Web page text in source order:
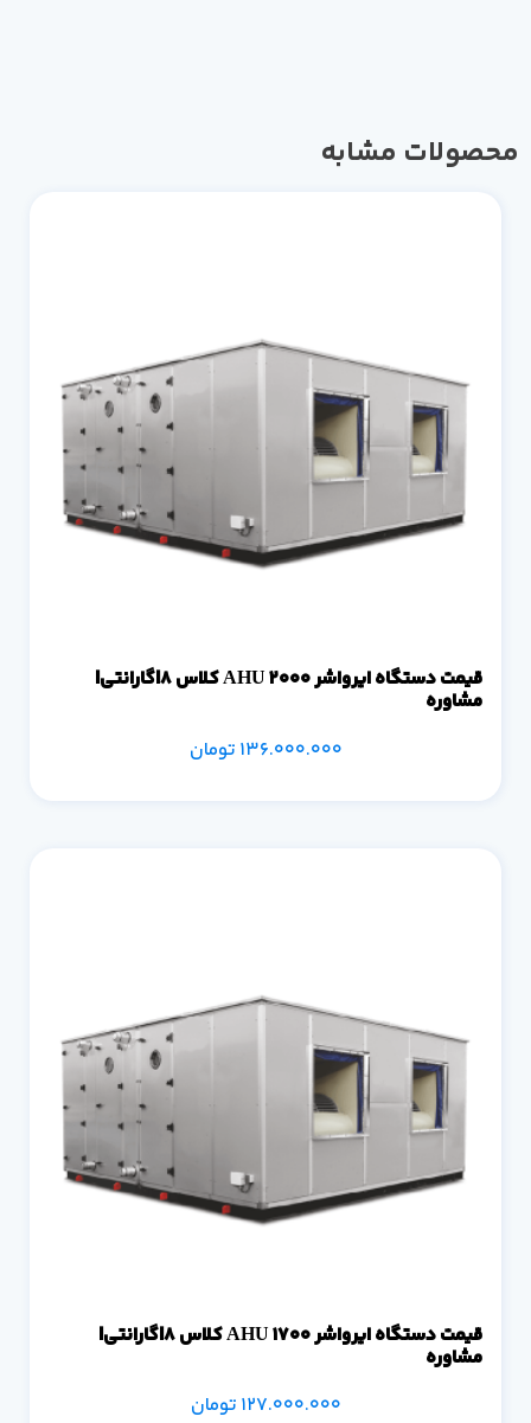
محصولات مشابه
قیمت دستگاه ایرواشر 2000 AHU کلاس 8|گارانتی|
مشاوره
136.000.000 تومان
قیمت دستگاه ایرواشر 1700 AHU کلاس 8|گارانتی|
مشاوره
127.000.000 تومان